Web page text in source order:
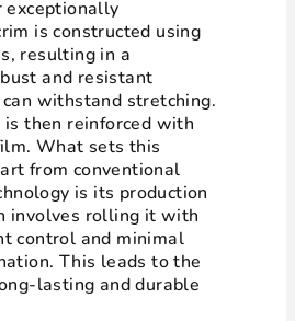
exceptionally
is constructed using
resulting in a
and resistant
withstand stretching.
then reinforced with
What sets this
from conventional
is its production
involves rolling it with
control and minimal
This leads to the
lasting and durable